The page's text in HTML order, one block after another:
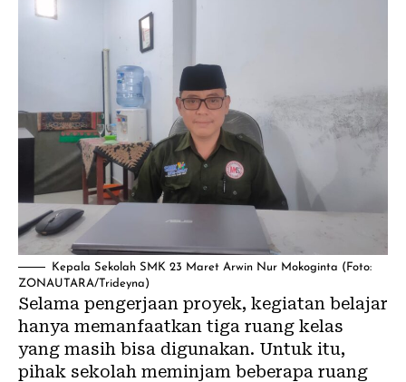
Kepala Sekolah SMK 23 Maret Arwin Nur Mokoginta (Foto:
ZONAUTARA/Trideyna)
Selama pengerjaan proyek, kegiatan belajar
hanya memanfaatkan tiga ruang kelas
yang masih bisa digunakan. Untuk itu,
pihak sekolah meminjam beberapa ruang